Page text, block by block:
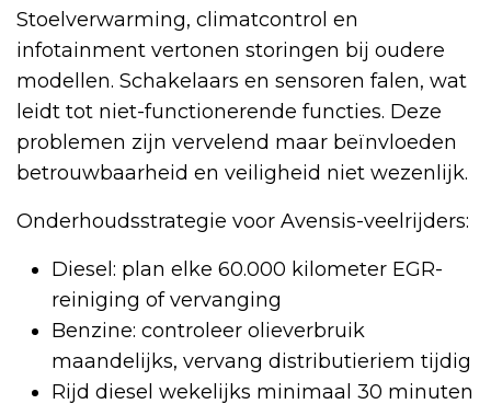
Stoelverwarming, climatcontrol en
infotainment vertonen storingen bij oudere
modellen. Schakelaars en sensoren falen, wat
leidt tot niet-functionerende functies. Deze
problemen zijn vervelend maar beïnvloeden
betrouwbaarheid en veiligheid niet wezenlijk.
Onderhoudsstrategie voor Avensis-veelrijders:
Diesel: plan elke 60.000 kilometer EGR-
reiniging of vervanging
Benzine: controleer olieverbruik
maandelijks, vervang distributieriem tijdig
Rijd diesel wekelijks minimaal 30 minuten